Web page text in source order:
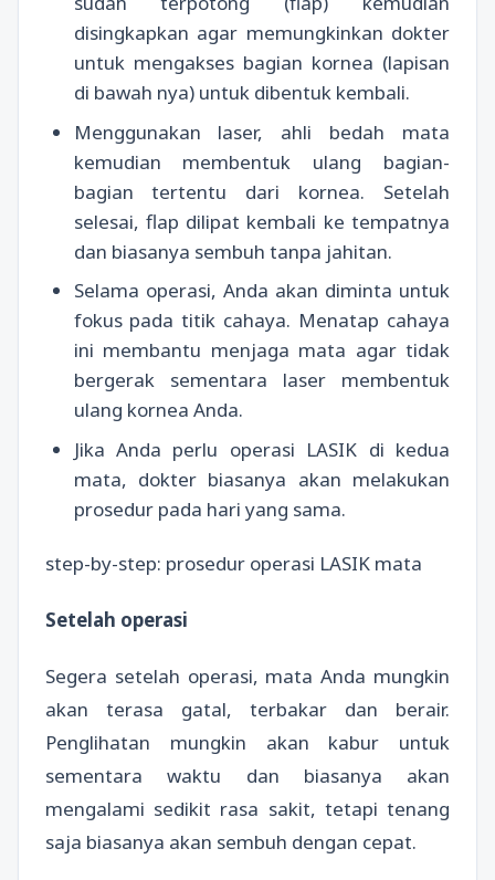
disingkapkan agar memungkinkan dokter
untuk mengakses bagian kornea (lapisan
di bawah nya) untuk dibentuk kembali.
Menggunakan laser, ahli bedah mata
kemudian membentuk ulang bagian-
bagian tertentu dari kornea. Setelah
selesai, flap dilipat kembali ke tempatnya
dan biasanya sembuh tanpa jahitan.
Selama operasi, Anda akan diminta untuk
fokus pada titik cahaya. Menatap cahaya
ini membantu menjaga mata agar tidak
bergerak sementara laser membentuk
ulang kornea Anda.
Jika Anda perlu operasi LASIK di kedua
mata, dokter biasanya akan melakukan
prosedur pada hari yang sama.
step-by-step: prosedur operasi LASIK mata
Setelah operasi
Segera setelah operasi, mata Anda mungkin
akan terasa gatal, terbakar dan berair.
Penglihatan mungkin akan kabur untuk
sementara waktu dan biasanya akan
mengalami sedikit rasa sakit, tetapi tenang
saja biasanya akan sembuh dengan cepat.